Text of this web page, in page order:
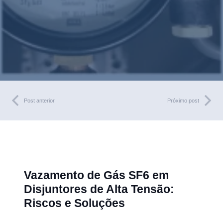
Post anterior Próximo post
Vazamento de Gás SF6 em
Disjuntores de Alta Tensão:
Riscos e Soluções